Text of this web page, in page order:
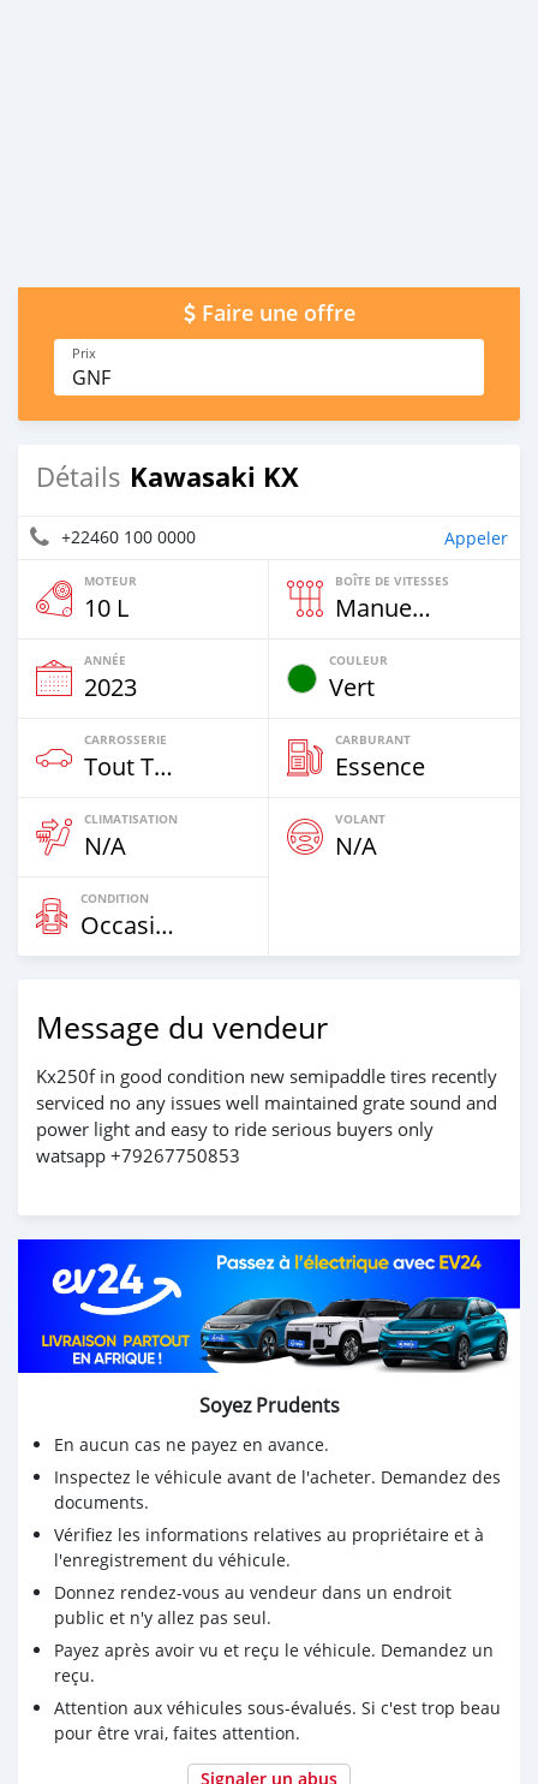
Faire une offre
Prix
GNF
Détails Kawasaki KX
+22460 100 0000 Appeler
MOTEUR
10 L
BOÎTE DE VITESSES
Manuelle
ANNÉE
2023
COULEUR
Vert
CARROSSERIE
Tout Terrain
CARBURANT
Essence
CLIMATISATION
N/A
VOLANT
N/A
CONDITION
Occasion
Message du vendeur
Kx250f in good condition new semipaddle tires recently
serviced no any issues well maintained grate sound and
power light and easy to ride serious buyers only
watsapp +79267750853
Soyez Prudents
En aucun cas ne payez en avance.
Inspectez le véhicule avant de l'acheter. Demandez des
documents.
Vérifiez les informations relatives au propriétaire et à
l'enregistrement du véhicule.
Donnez rendez-vous au vendeur dans un endroit
public et n'y allez pas seul.
Payez après avoir vu et reçu le véhicule. Demandez un
reçu.
Attention aux véhicules sous-évalués. Si c'est trop beau
pour être vrai, faites attention.
Signaler un abus